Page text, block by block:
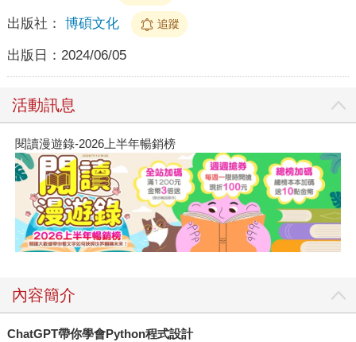
出版社： 博碩文化 追蹤
出版日： 2024/06/05
活動訊息
閱讀漫遊錄-2026上半年暢銷榜
內容簡介
ChatGPT帶你學會Python程式設計